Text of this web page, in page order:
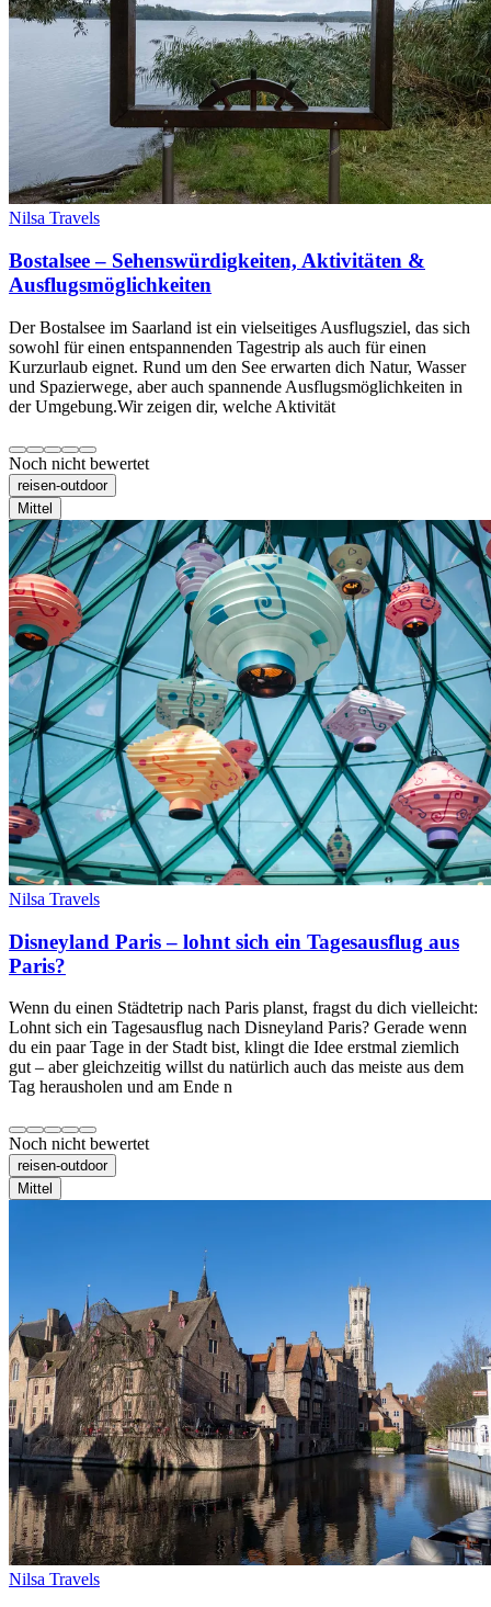
Nilsa Travels
Bostalsee – Sehenswürdigkeiten, Aktivitäten &
Ausflugsmöglichkeiten
Der Bostalsee im Saarland ist ein vielseitiges Ausflugsziel, das sich
sowohl für einen entspannenden Tagestrip als auch für einen
Kurzurlaub eignet. Rund um den See erwarten dich Natur, Wasser
und Spazierwege, aber auch spannende Ausflugsmöglichkeiten in
der Umgebung.Wir zeigen dir, welche Aktivität
Noch nicht bewertet
reisen-outdoor
Mittel
Nilsa Travels
Disneyland Paris – lohnt sich ein Tagesausflug aus
Paris?
Wenn du einen Städtetrip nach Paris planst, fragst du dich vielleicht:
Lohnt sich ein Tagesausflug nach Disneyland Paris? Gerade wenn
du ein paar Tage in der Stadt bist, klingt die Idee erstmal ziemlich
gut – aber gleichzeitig willst du natürlich auch das meiste aus dem
Tag herausholen und am Ende n
Noch nicht bewertet
reisen-outdoor
Mittel
Nilsa Travels